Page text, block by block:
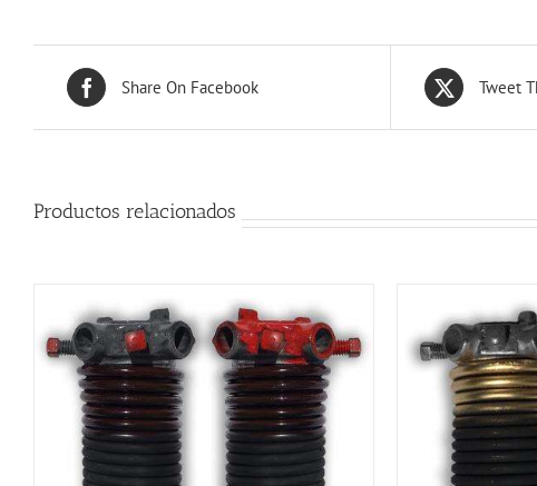
Share On Facebook Tweet
Productos relacionados